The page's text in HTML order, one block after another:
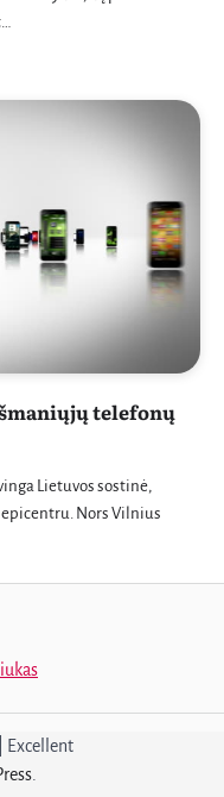
telefonų
Lietuvos sostinė,
Nors Vilnius
| Excellent